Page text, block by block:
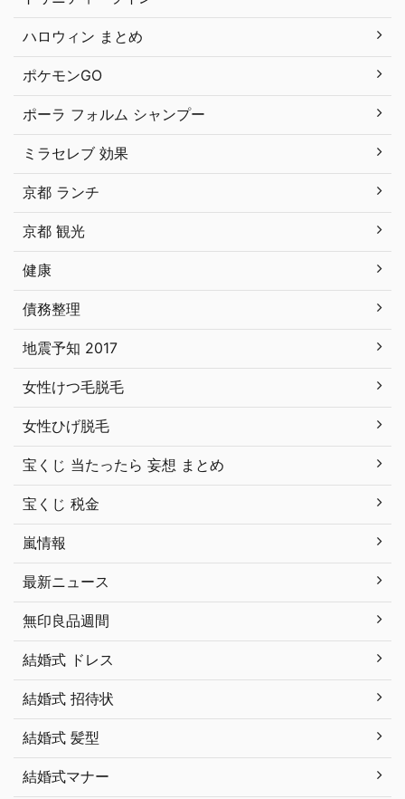
ハロウィン まとめ
ポケモンGO
ポーラ フォルム シャンプー
ミラセレブ 効果
京都 ランチ
京都 観光
健康
債務整理
地震予知 2017
女性けつ毛脱毛
女性ひげ脱毛
宝くじ 当たったら 妄想 まとめ
宝くじ 税金
嵐情報
最新ニュース
無印良品週間
結婚式 ドレス
結婚式 招待状
結婚式 髪型
結婚式マナー